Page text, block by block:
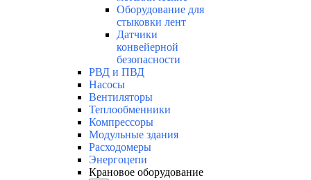
Оборудование для
стыковки лент
Датчики
конвейерной
безопасности
РВД и ПВД
Насосы
Вентиляторы
Теплообменники
Компрессоры
Модульные здания
Расходомеры
Энергоцепи
Крановое оборудование